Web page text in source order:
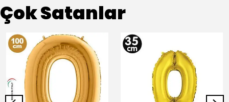
Çok Satanlar